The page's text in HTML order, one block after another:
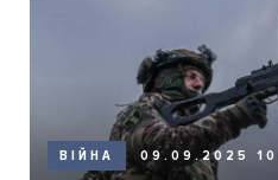
ВІЙНА 09.09.2025